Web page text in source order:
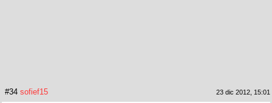
#34 sofief15 23 dic 2012, 15:01